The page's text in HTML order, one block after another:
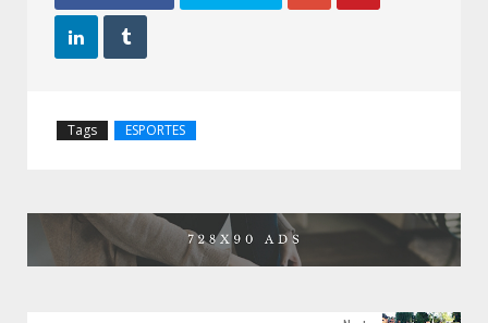
 
Tags ESPORTES